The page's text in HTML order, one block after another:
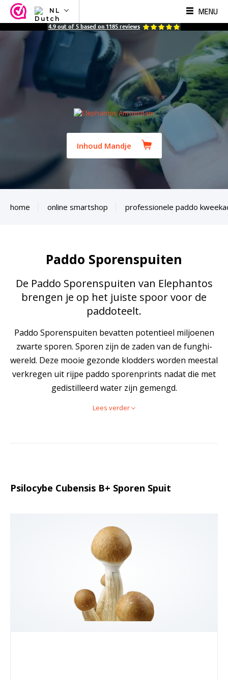
NL
NL
ES
MENU
4.9 out of 5 based on 1185 reviews
Inhoud Mandje
home online smartshop professionele paddo
Paddo Sporenspuiten
De Paddo Sporenspuiten van Elephantos
brengen je op het juiste spoor voor de
paddoteelt.
Paddo Sporenspuiten bevatten potentieel miljoenen
zwarte sporen. Sporen zijn de zaden van de funghi-
wereld. Deze mooie gezonde klodders worden meestal
verkregen uit rijpe paddo sporenprints nadat die met
gedistilleerd water zijn gemengd.
Lees verder
Psilocybe Cubensis B+ Sporen Spuit